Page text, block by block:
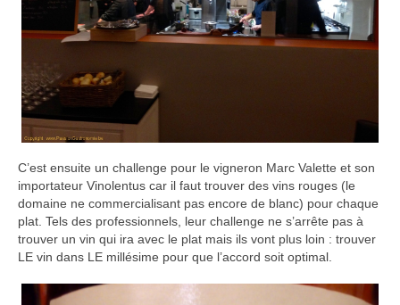
C’est ensuite un challenge pour le vigneron Marc Valette et son
importateur Vinolentus car il faut trouver des vins rouges (le
domaine ne commercialisant pas encore de blanc) pour chaque
plat. Tels des professionnels, leur challenge ne s’arrête pas à
trouver un vin qui ira avec le plat mais ils vont plus loin : trouver
LE vin dans LE millésime pour que l’accord soit optimal.